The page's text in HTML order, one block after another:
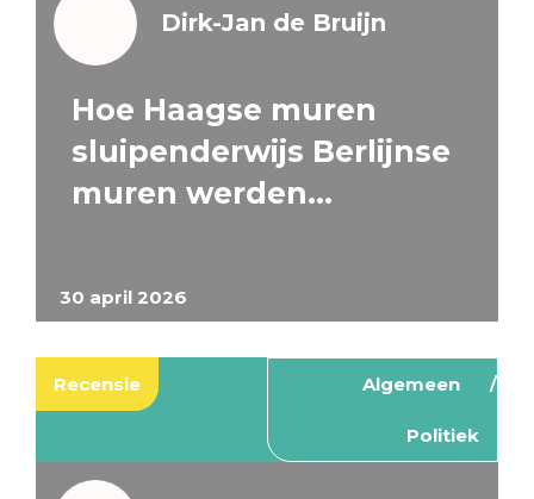
30 april 2026
Dirk-Jan de Bruijn
Hoe Haagse muren
sluipenderwijs Berlijnse
muren werden…
Recensie Algemeen
Politiek